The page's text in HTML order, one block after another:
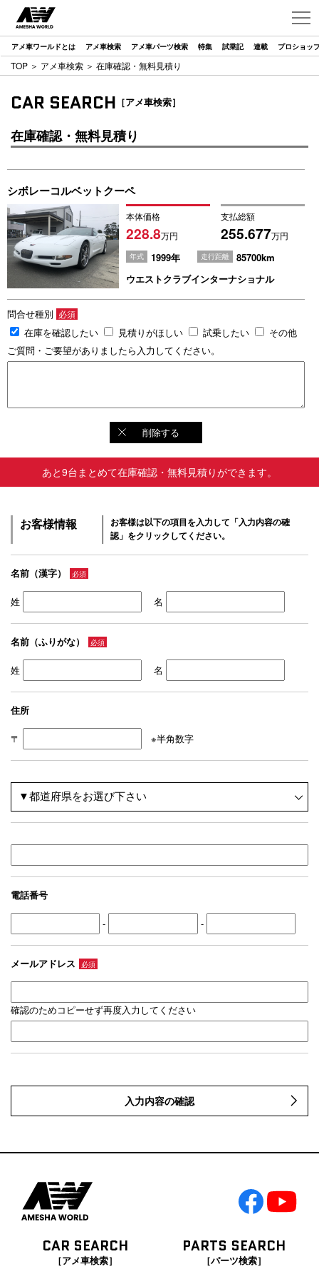
アメ車ワールドとは アメ車検索 アメ車パーツ検索 特集 試乗記 連載 プロショッ
TOP ＞ アメ車検索 ＞ 在庫確認・無料見積り
CAR SEARCH ［アメ車検索］
在庫確認・無料見積り
シボレーコルベットクーペ
本体価格
228.8万円
支払総額
255.677万円
年式 1999年 走行距離
85700km
ウエストクラブインターナショナル
問合せ種別 必須
在庫を確認したい 見積りがほしい 試乗したい
その他
ご質問・ご要望がありましたら入力してください。
削除する
あと9台まとめて在庫確認・無料見積りができます。
お客様情報
お客様は以下の項目を入力して「入力内容の確
認」をクリックしてください。
名前（漢字） 必須
姓 名
名前（ふりがな） 必須
姓 名
住所
〒 ※半角数字
電話番号
- -
メールアドレス 必須
確認のためコピーせず再度入力してください
入力内容の確認
CAR SEARCH
［アメ車検索］
PARTS SEARCH
［パーツ検索］